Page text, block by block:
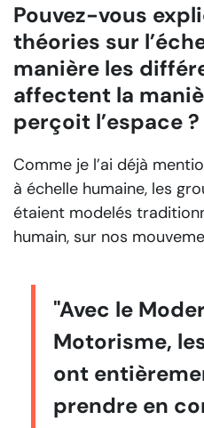
Pouvez-vous
théories sur
manière les
affectent la
perçoit l’espace ?
Comme je l’ai déjà
à échelle humaine, les
étaient modelés
humain, sur nos
"Avec le
Motorisme,
ont
prendre en